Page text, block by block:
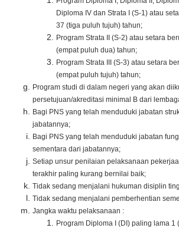
Diploma IV dan Strata I (S-1) atau
37 (tiga puluh tujuh) tahun;
Program Strata II (S-2) atau setara
(empat puluh dua) tahun;
Program Strata III (S-3) atau setara
(empat puluh tujuh) tahun;
Program studi di dalam negeri yang akan
persetujuan/akreditasi minimal B dari
Bagi PNS yang telah menduduki jabatan
jabatannya;
Bagi PNS yang telah menduduki jabatan
sementara dari jabatannya;
Setiap unsur penilaian pelaksanaan
terakhir paling kurang bernilai baik;
Tidak sedang menjalani hukuman disiplin
Tidak sedang menjalani pemberhentian
Jangka waktu pelaksanaan :
Program Diploma I (DI) paling lama 1